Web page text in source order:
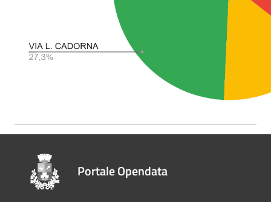
Portale Opendata